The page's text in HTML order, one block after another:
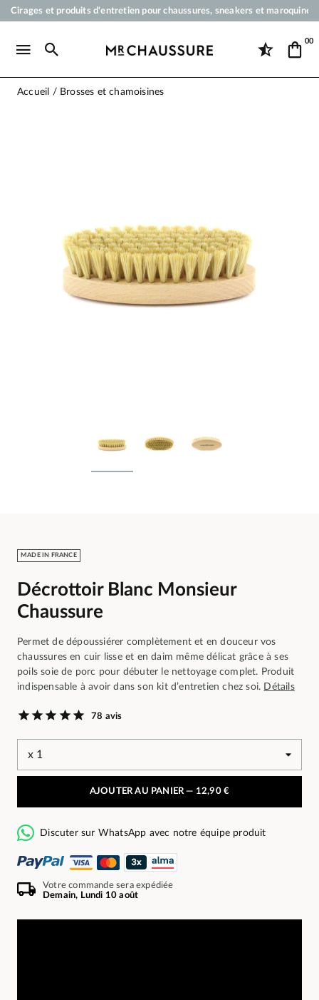
Cirages et produits d'entretien pour chaussures, sneakers et
Paiement en 3x 4x par carte bancaire dès 50 €
00
Accueil Brosses et chamoisines
MADE IN FRANCE
Décrottoir Blanc Monsieur
Chaussure
Permet de dépoussiérer complètement et en douceur vos
chaussures en cuir lisse et en daim même délicat grâce à ses
poils soie de porc pour débuter le nettoyage complet. Produit
indispensable à avoir dans son kit d’entretien chez soi. Détails
78 avis
AJOUTER AU PANIER — 12,90 €
Discuter sur WhatsApp avec notre équipe produit
Votre commande sera expédiée
Demain, Lundi 10 août